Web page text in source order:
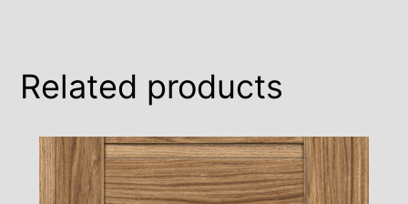
Related products